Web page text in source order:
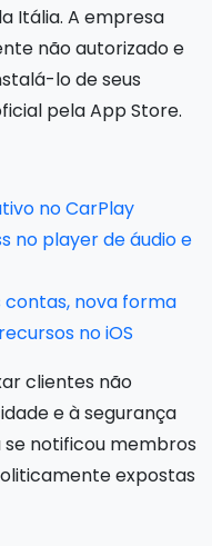
Itália. A empresa
não autorizado e
lo de seus
pela App Store.
no CarPlay
no player de áudio e
nova forma
no iOS
clientes não
e à segurança
se notificou membros
expostas